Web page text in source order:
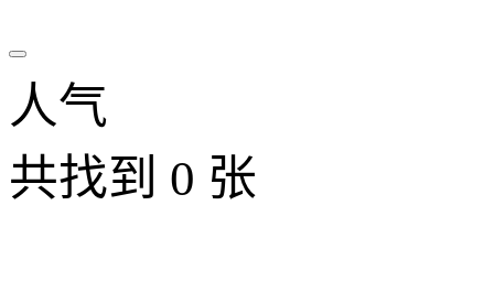
人气
共找到 0 张